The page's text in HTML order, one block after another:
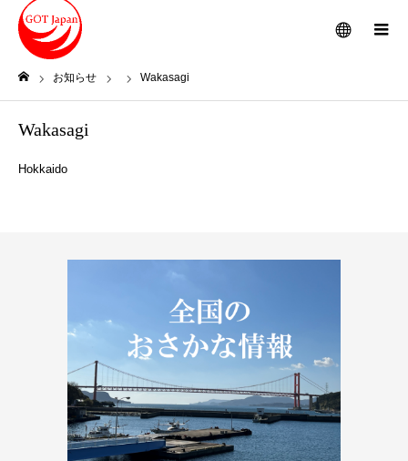
メニュー
お知らせ Wakasagi
Wakasagi
Hokkaido